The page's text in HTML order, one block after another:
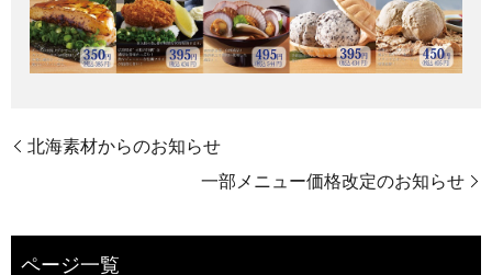
北海素材からのお知らせ
一部メニュー価格改定のお知らせ